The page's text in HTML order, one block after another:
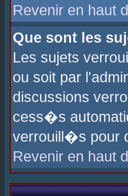
Revenir en haut
Que sont les
Les sujets
ou soit par
discussions
cess�s
verrouill�s pour
Revenir en haut